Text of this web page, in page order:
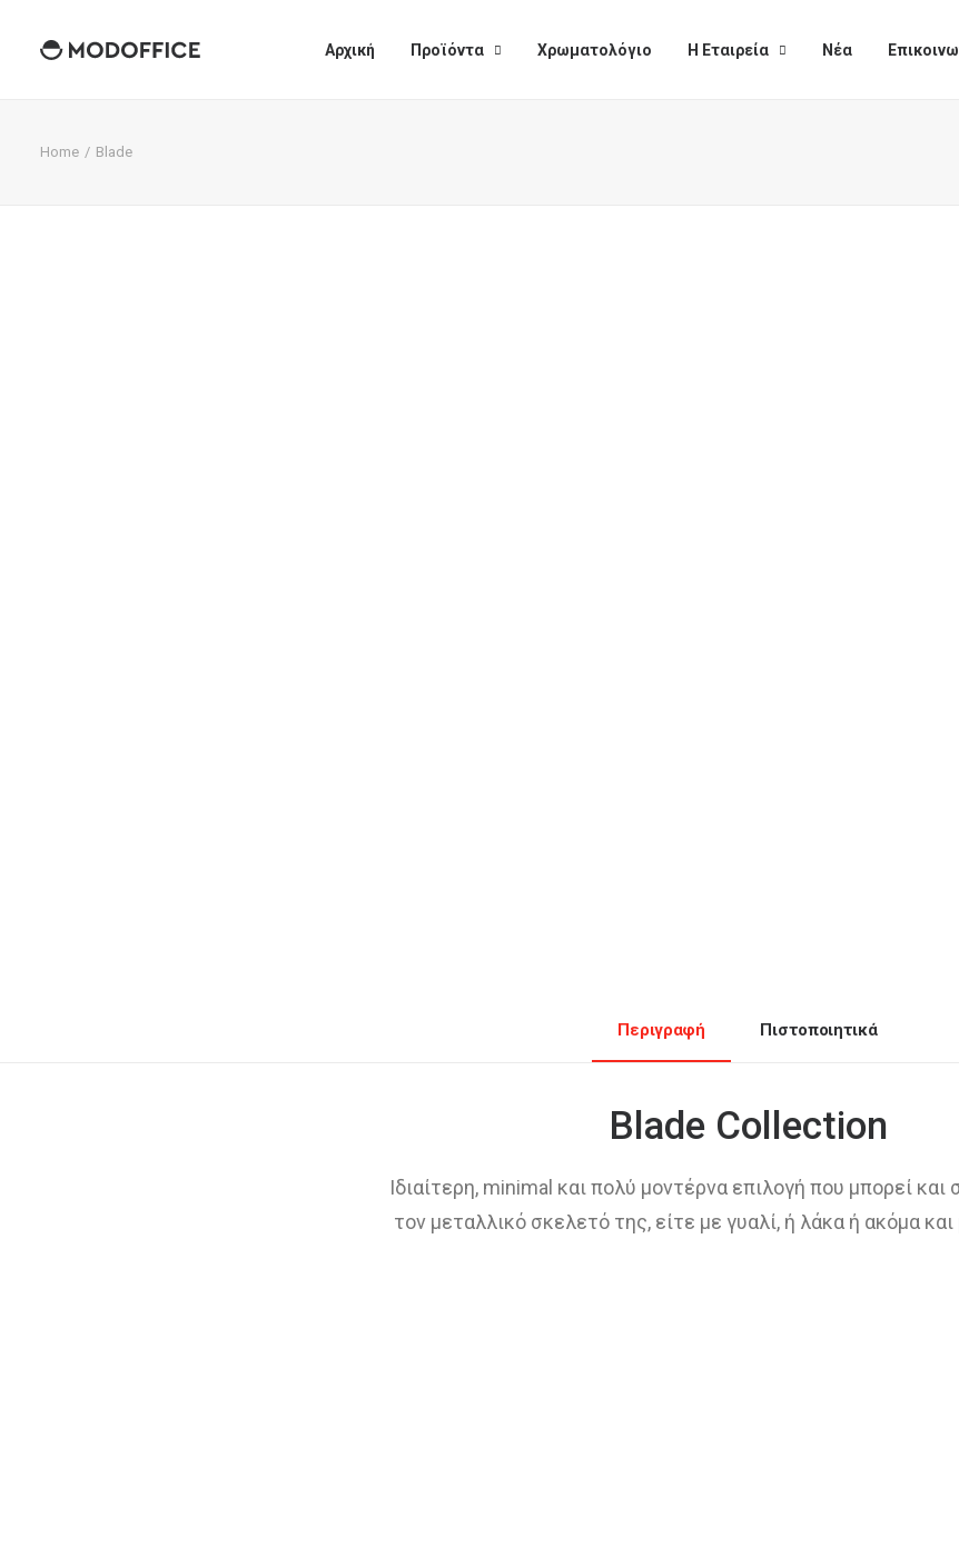
Αρχική Προϊόντα Χρωματολόγιο Η Εταιρεία Νέα
Home Blade
Περιγραφή Πιστοποιητικά
Blade Collection
Ιδιαίτερη, minimal και πολύ μοντέρνα επιλογή που μπορεί και
τον μεταλλικό σκελετό της, είτε με γυαλί, ή λάκα ή ακόμα και